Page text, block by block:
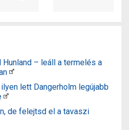
– leáll a termelés a
lett Dangerholm legújabb
de felejtsd el a tavaszi